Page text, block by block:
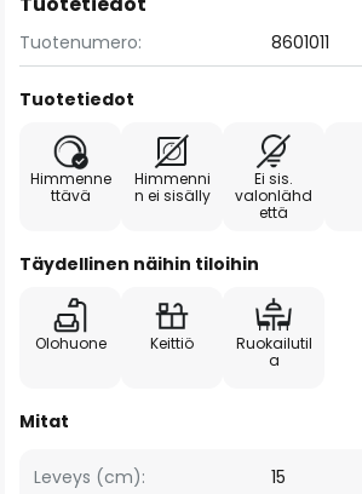
Tuotenumero: 8601011
Tuotetiedot
Himmenne
ttävä
Himmenni
n ei sisälly
Ei sis.
valonlähd
että
Täydellinen näihin tiloihin
Olohuone Keittiö
Ruokailutil
a
Mitat
Leveys (cm): 15